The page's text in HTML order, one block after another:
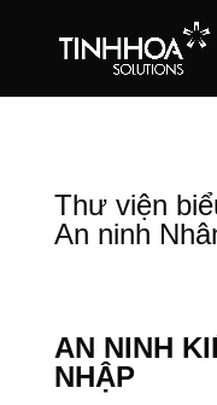
Thư viện
An ninh
AN NINH
NHẬP